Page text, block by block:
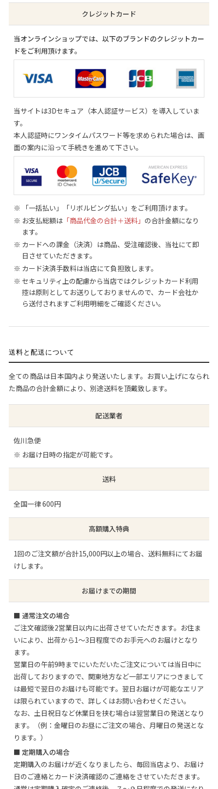
クレジットカード
当オンラインショップでは、以下のブランドのクレジットカー
ドをご利用頂けます。
当サイトは3Dセキュア（本人認証サービス）を導入していま
す。
本人認証時にワンタイムパスワード等を求められた場合は、画
面の案内に沿って手続きを進めて下さい。
※ 「一括払い」「リボルビング払い」をご利用頂けます。
※ お支払総額は「商品代金の合計＋送料」 の合計金額になり
ます。
※ カードへの課金（決済）は商品、受注確認後、当社にて即
日させていただきます。
※ カード決済手数料は当店にて負担致します。
※ セキュリティ上の配慮から当店ではクレジットカード利用
控は原則としてお送りしておりませんので、カード会社か
ら送付されますご利用明細をご確認ください。
送料と配送について
全ての商品は日本国内より発送いたします。お買い上げになられ
た商品の合計金額により、別途送料を頂戴致します。
配送業者
佐川急便
※ お届け日時の指定が可能です。
送料
全国一律 600円
高額購入特典
1回のご注文額が合計15,000円以上の場合、送料無料にてお届
けします。
お届けまでの期間
■ 通常注文の場合
ご注文確認後2営業日以内に出荷させていただきます。お住ま
いにより、出荷から1〜3日程度でのお手元へのお届けとなり
ます。
営業日の午前9時までにいただいたご注文については当日中に
出荷しておりますので、関東地方など一部エリアにつきまして
は最短で翌日のお届けも可能です。翌日お届けが可能なエリア
は限られていますので、詳しくはお問い合わせください。
なお、土日祝日など休業日を挟む場合は翌営業日の発送となり
ます。（例：金曜日のお昼にご注文の場合、月曜日の発送とな
ります。）
■ 定期購入の場合
定期購入のお届けが近くなりましたら、毎回当店より、お届け
日のご連絡とカード決済確認のご連絡をさせていただきます。